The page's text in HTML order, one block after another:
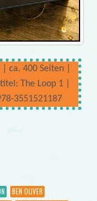
ca. 400 Seiten |
The Loop 1 |
3551521187
BEN OLIVER